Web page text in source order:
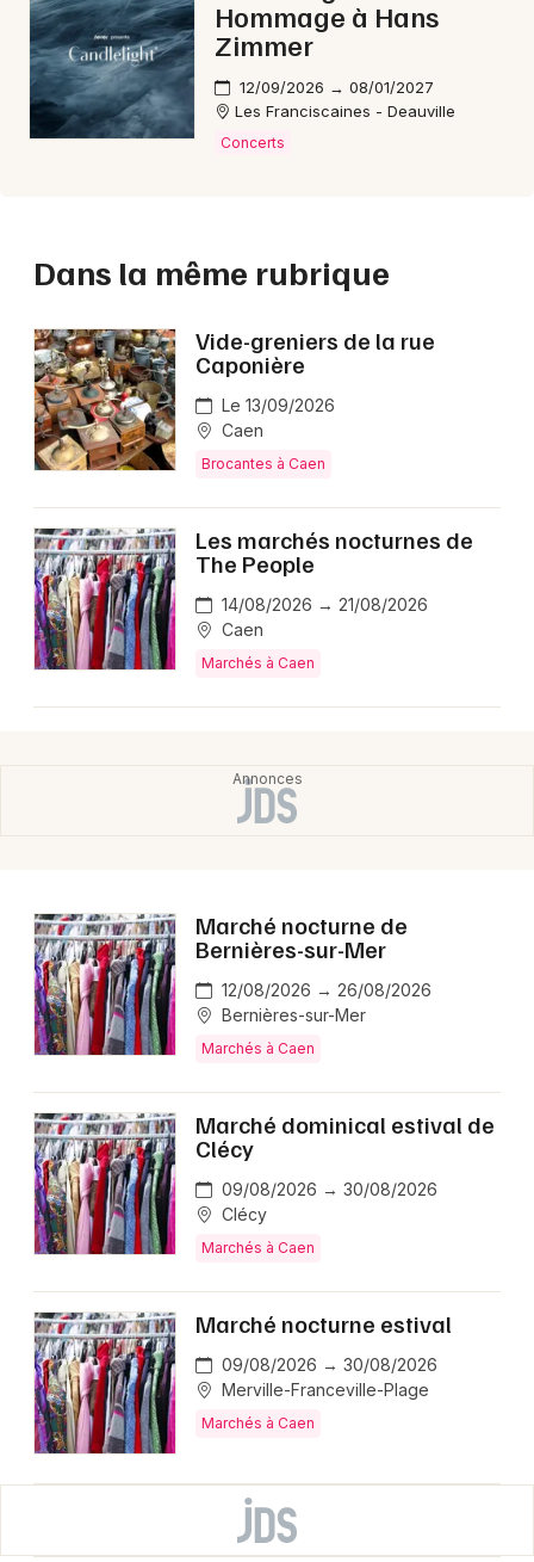
Hommage à Hans
Zimmer
12/09/2026 → 08/01/2027
Les Franciscaines - Deauville
Concerts
Dans la même rubrique
Vide-greniers de la rue
Caponière
Le 13/09/2026
Caen
Brocantes à Caen
Les marchés nocturnes de
The People
14/08/2026 → 21/08/2026
Caen
Marchés à Caen
Marché nocturne de
Bernières-sur-Mer
12/08/2026 → 26/08/2026
Bernières-sur-Mer
Marchés à Caen
Marché dominical estival de
Clécy
09/08/2026 → 30/08/2026
Clécy
Marchés à Caen
Marché nocturne estival
09/08/2026 → 30/08/2026
Merville-Franceville-Plage
Marchés à Caen